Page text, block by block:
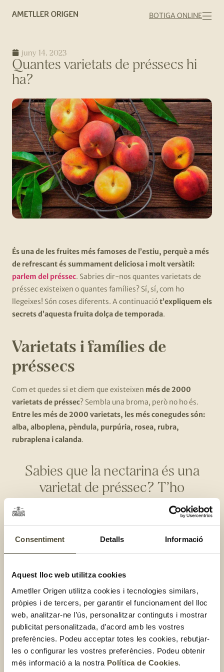
Consentiment Detalls Informació
Aquest lloc web utilitza cookies
Ametller Origen utilitza cookies i tecnologies similars,
pròpies i de tercers, per garantir el funcionament del lloc
web, analitzar-ne l’ús, personalitzar continguts i mostrar
publicitat personalitzada, d’acord amb les vostres
preferències. Podeu acceptar totes les cookies, rebutjar-
les o configurar les vostres preferències. Podeu obtenir
més informació a la nostra Política de Cookies.
BOTIGA ONLINE
juny 14, 2023
Quantes varietats de préssecs hi
ha?
És una de les fruites més famoses de l’estiu, perquè a més
de refrescant és summament deliciosa i molt versàtil:
parlem del préssec. Sabries dir-nos quantes varietats de
préssec existeixen o quantes famílies? Sí, sí, com ho
llegeixes! Són coses diferents. A continuaciót’expliquem els
secrets d’aquesta fruita dolça de temporada.
Varietats i famílies de
préssecs
Com et quedes si et diem que existeixen més de 2000
varietats de préssec? Sembla una broma, però no ho és.
Entre les més de 2000 varietats, les més conegudes són:
alba, alboplena, pèndula, purpúria, rosea, rubra,
rubraplena i calanda.
Sabies que la nectarina és una
varietat de préssec? T’ho
expliquemen aquest post!
D’altra banda, el préssec es pot classificar entres famílies:
2-Polpa groga:amb l’interior groc
3-De tipus pavia:és a dir, de polpa dura o semidura,
adherida a la llavor
La principaldiferència de sabor entre el de polpa blanca i
groga és que el primer té un sabor suau i dolç, mentre que
el segon té un punt àcid
. En el cas de la polpa,